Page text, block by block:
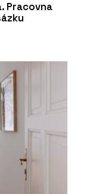
Pracovna